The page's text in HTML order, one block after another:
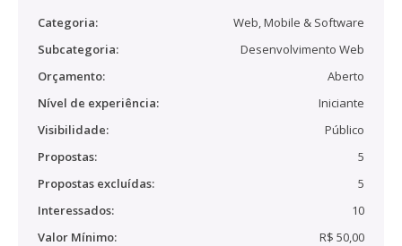
Categoria:
Web, Mobile & Software
Subcategoria:
Desenvolvimento Web
Orçamento:
Aberto
Nível de experiência:
Iniciante
Visibilidade:
Público
Propostas:
5
Propostas excluídas:
5
Interessados:
10
Valor Mínimo:
R$ 50,00